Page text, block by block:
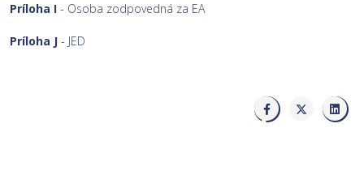
Príloha I - Osoba zodpovedná za EA
Príloha J - JED